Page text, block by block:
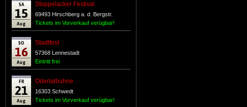
SA
15
Aug
Stoppelacker Festival
69493 Hirschberg a. d. Bergstr.
Tickets im Vorverkauf verügbar!
SO
16
Aug
Stadtfest
57368 Lennestadt
Eintritt frei
FR
21
Aug
Odertalbühne
16303 Schwedt
Tickets im Vorverkauf verügbar!